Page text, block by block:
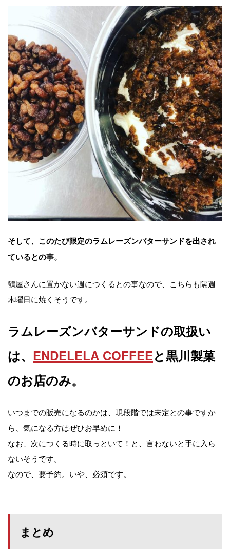
そして、このたび限定のラムレーズンバターサンドを出され
ているとの事。
鶴屋さんに置かない週につくるとの事なので、こちらも隔週
木曜日に焼くそうです。
ラムレーズンバターサンドの取扱い
は、 ENDELELA COFFEEと黒川製菓
のお店のみ。
いつまでの販売になるのかは、現段階では未定との事ですか
ら、気になる方はぜひお早めに！
なお、次につくる時に取っといて！と、言わないと手に入ら
ないそうです。
なので、要予約。いや、必須です。
まとめ